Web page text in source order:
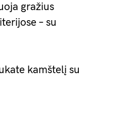
gražius
– su
kamštelį su